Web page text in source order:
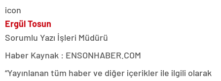
Ergül Tosun
Sorumlu Yazı İşleri Müdürü
Haber Kaynak : ENSONHABER.COM
“Yayınlanan tüm haber ve diğer içerikler ile ilgili olarak